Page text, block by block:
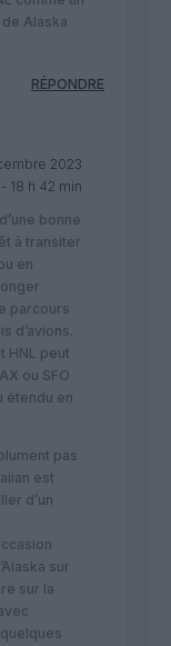
Alaska
RÉPONDRE
2023
- 18 h 42 min
bonne
à transiter
en
parcours
d’avions.
HNL peut
ou SFO
étendu en
pas
est
d’un
sur
sur la